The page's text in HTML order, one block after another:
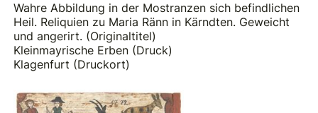
Wahre Abbildung in der Mostranzen sich befindlichen
Heil. Reliquien zu Maria Ränn in Kärndten. Geweicht
und angerirt. (Originaltitel)
Kleinmayrische Erben (Druck)
Klagenfurt (Druckort)